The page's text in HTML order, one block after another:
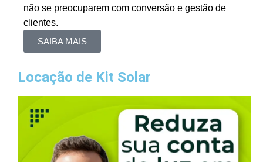
não se preocuparem com conversão e gestão de
clientes.
SAIBA MAIS
Locação de Kit Solar